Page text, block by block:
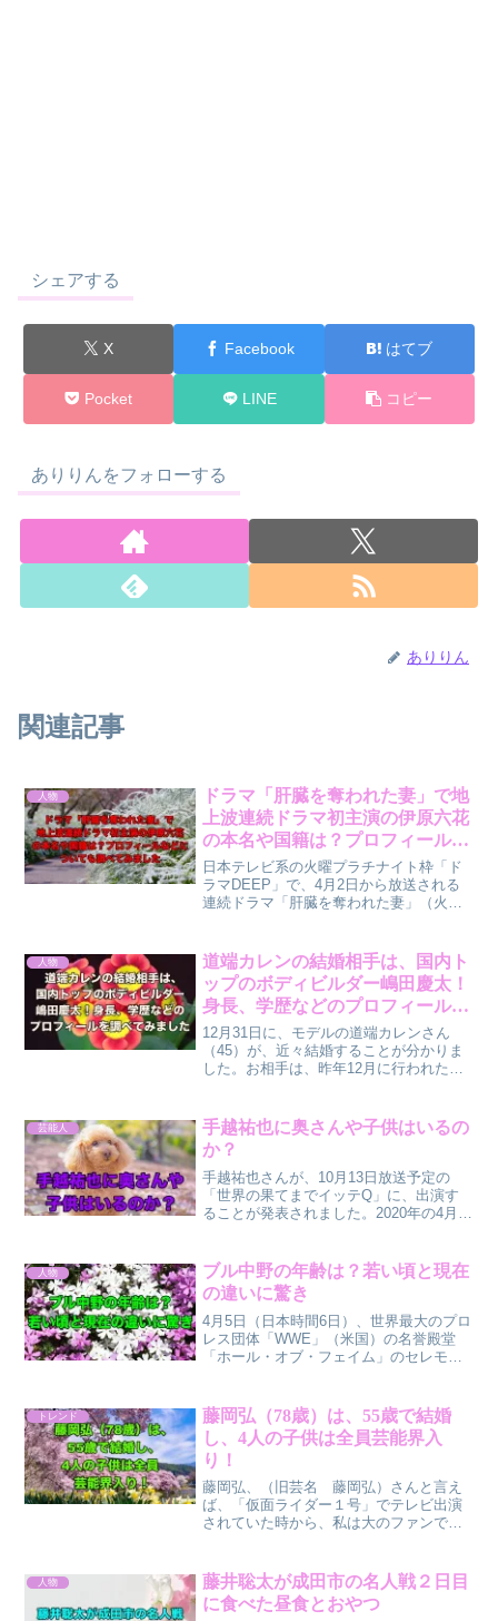
シェアする
X Facebook はてブ
Pocket LINE コピー
ありりんをフォローする
ありりん
関連記事
人物
ドラマ「肝臓を奪われた妻」で地
上波連続ドラマ初主演の伊原六花
の本名や国籍は？プロフィールな
どについても調べてみました
日本テレビ系の火曜プラチナイト枠「ド
ラマDEEP」で、4月2日から放送される
連続ドラマ「肝臓を奪われた妻」（火曜
臓を奪われた妻』の2番目の予告編❗4月2
日24時24...
人物
道端カレンの結婚相手は、国内ト
ップのボディビルダー嶋田慶太！
身長、学歴などのプロフィールを
調べてみました
12月31日に、モデルの道端カレンさん
（45）が、近々結婚することが分かりま
した。お相手は、昨年12月に行われたボ
です。【スポニチ報道】道端カレン、ボ
ディービル世界大...
芸能人
手越祐也に奥さんや子供はいるの
か？
手越祐也さんが、10月13日放送予定の
「世界の果てまでイッテQ」に、出演す
ることが発表されました。2020年の4月、
さんが、女性と共に飲み会に参加してい
たことが報道され...
人物
ブル中野の年齢は？若い頃と現在
の違いに驚き
4月5日（日本時間6日）、世界最大のプロ
レス団体「WWE」（米国）の名誉殿堂
「ホール・オブ・フェイム」のセレモニ
されました。殿堂入りした元女子プロレ
スラーの〝女帝〟こと...
トレンド
藤岡弘（78歳）は、55歳で結婚
し、4人の子供は全員芸能界入
り！
藤岡弘、（旧芸名 藤岡弘）さんと言え
ば、「仮面ライダー１号」でテレビ出演
されていた時から、私は大のファンで
通しているところは、唯一眉毛だけで、
全くタイプの違う人と結婚し...
人物
藤井聡太が成田市の名人戦２日目
に食べた昼食とおやつ